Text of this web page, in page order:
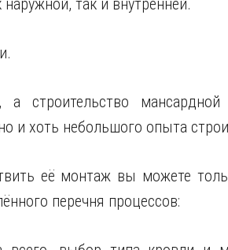
так и внутренней.
мансардной
и хоть небольшого опыта
её монтаж вы можете
перечня процессов: